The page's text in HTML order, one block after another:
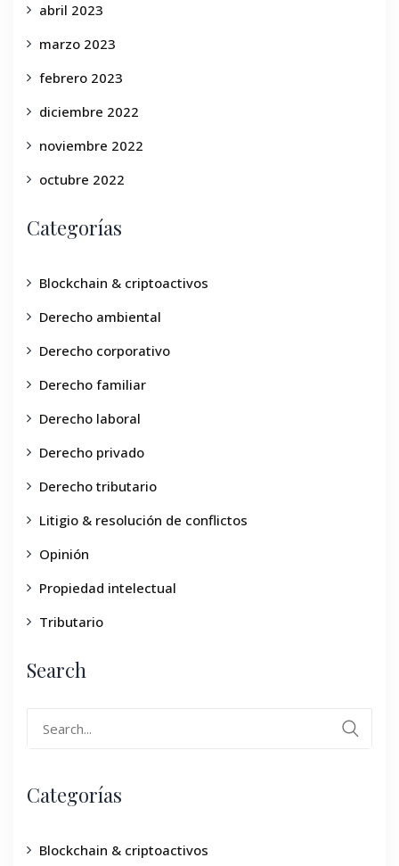
abril 2023
marzo 2023
febrero 2023
diciembre 2022
noviembre 2022
octubre 2022
Categorías
Blockchain & criptoactivos
Derecho ambiental
Derecho corporativo
Derecho familiar
Derecho laboral
Derecho privado
Derecho tributario
Litigio & resolución de conflictos
Opinión
Propiedad intelectual
Tributario
Search
Categorías
Blockchain & criptoactivos